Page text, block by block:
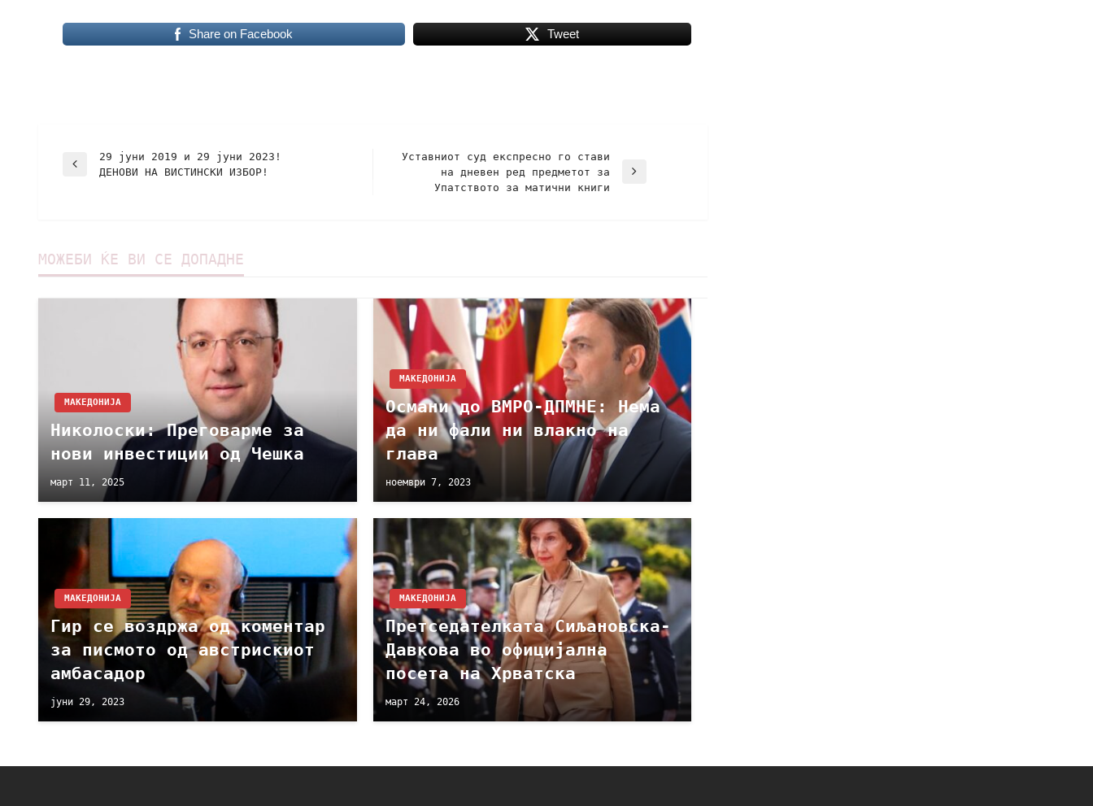
Share on Facebook Tweet
29 јуни 2019 и 29 јуни 2023!
ДЕНОВИ НА ВИСТИНСКИ ИЗБОР!
Уставниот суд експресно го стави
на дневен ред предметот за
Упатството за матични книги
МОЖЕБИ ЌЕ ВИ СЕ ДОПАДНЕ
МАКЕДОНИЈА
Николоски: Преговарме за
нови инвестиции од Чешка
март 11, 2025
МАКЕДОНИЈА
Османи до ВМРО-ДПМНЕ: Нема
да ни фали ни влакно на
глава
ноември 7, 2023
МАКЕДОНИЈА
Гир се воздржа од коментар
за писмото од австрискиот
амбасадор
јуни 29, 2023
МАКЕДОНИЈА
Претседателката Сиљановска-
Давкова во официјална
посета на Хрватска
март 24, 2026